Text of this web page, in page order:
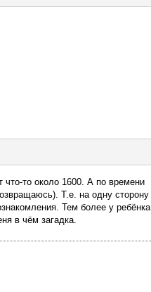
что-то около 1600. А по времени
Т.е. на одну сторону
Тем более у ребёнка
в чём загадка.